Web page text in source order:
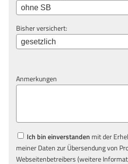
Bisher versichert:
Anmerkungen
Ich bin einverstanden mit der
meiner Daten zur Übersendung von
Webseitenbetreibers (weitere